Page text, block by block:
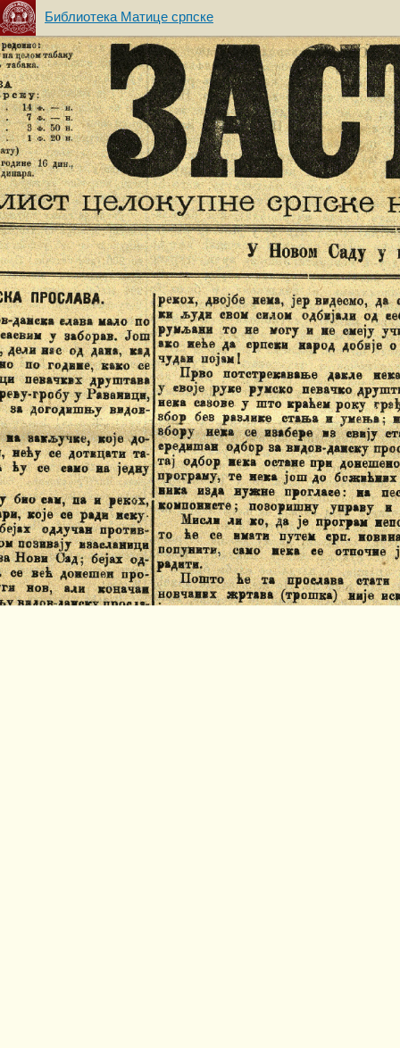
Библиотека Матице српске